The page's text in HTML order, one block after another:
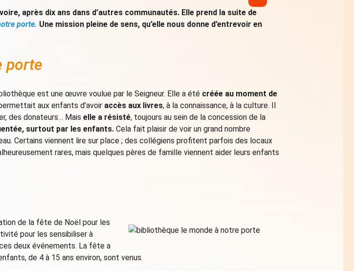
après dix ans dans d’autres communautés. Elle prend la suite de
porte. Une mission pleine de sens, qu’elle nous donne d’entrevoir en
porte
est une œuvre voulue par le Seigneur. Elle a été créée au moment de
aux enfants d’avoir accès aux livres, à la connaissance, à la culture. Il
des donateurs… Mais elle a résisté, toujours au sein de la concession de la
surtout par les enfants. Cela fait plaisir de voir un grand nombre
Certains viennent lire sur place ; des collégiens profitent parfois des locaux
rares, mais quelques pères de famille viennent aider leurs enfants
de la fête de Noël pour les
pour les sensibiliser à
deux événements. La fête a
de 4 à 15 ans environ, sont venus.